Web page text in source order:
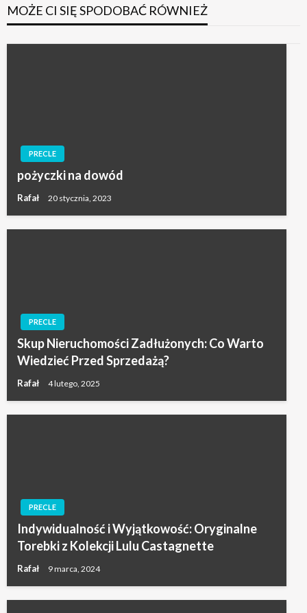
MOŻE CI SIĘ SPODOBAĆ RÓWNIEŻ
PRECLE
pożyczki na dowód
Rafał 20 stycznia, 2023
PRECLE
Skup Nieruchomości Zadłużonych: Co Warto
Wiedzieć Przed Sprzedażą?
Rafał 4 lutego, 2025
PRECLE
Indywidualność i Wyjątkowość: Oryginalne
Torebki z Kolekcji Lulu Castagnette
Rafał 9 marca, 2024